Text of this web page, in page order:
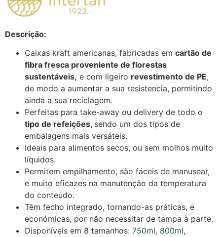
Descrição:
Caixas kraft americanas, fabricadas em cartão de
fibra fresca proveniente de florestas
sustentáveis, e com ligeiro revestimento de PE,
de modo a aumentar a sua resistencia, permitindo
ainda a sua reciclagem.
Perfeitas para take-away ou delivery de todo o
tipo de refeições, sendo um dos tipos de
embalagens mais versáteis.
Ideais para alimentos secos, ou sem molhos muito
líquidos.
Permitem empilhamento, são fáceis de manusear,
e muito eficazes na manutenção da temperatura
do conteúdo.
Têm fecho integrado, tornando-as práticas, e
económicas, por não necessitar de tampa à parte.
Disponíveis em 8 tamanhos: 750ml, 800ml,